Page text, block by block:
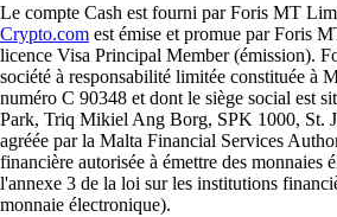
Le compte Cash est fourni par Foris MT
Crypto.com est émise et promue par Foris
licence Visa Principal Member (émission).
société à responsabilité limitée constituée à
numéro C 90348 et dont le siège social est
Park, Triq Mikiel Ang Borg, SPK 1000, St.
agréée par la Malta Financial Services
financière autorisée à émettre des monnaies
l'annexe 3 de la loi sur les institutions
monnaie électronique).